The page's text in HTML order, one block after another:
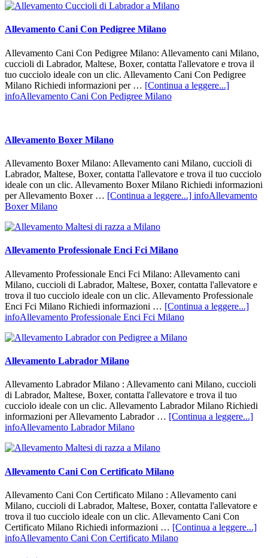
Allevamento Cani Con Pedigree Milano
Allevamento Cani Con Pedigree Milano: Allevamento cani Milano,
cuccioli di Labrador, Maltese, Boxer, contatta l'allevatore e trova il
tuo cucciolo ideale con un clic. Allevamento Cani Con Pedigree
Milano Richiedi informazioni per … [Continua a leggere...]
infoAllevamento Cani Con Pedigree Milano
Allevamento Boxer Milano
Allevamento Boxer Milano: Allevamento cani Milano, cuccioli di
Labrador, Maltese, Boxer, contatta l'allevatore e trova il tuo cucciolo
ideale con un clic. Allevamento Boxer Milano Richiedi informazioni
per Allevamento Boxer … [Continua a leggere...] infoAllevamento
Boxer Milano
Allevamento Professionale Enci Fci Milano
Allevamento Professionale Enci Fci Milano: Allevamento cani
Milano, cuccioli di Labrador, Maltese, Boxer, contatta l'allevatore e
trova il tuo cucciolo ideale con un clic. Allevamento Professionale
Enci Fci Milano Richiedi informazioni … [Continua a leggere...]
infoAllevamento Professionale Enci Fci Milano
Allevamento Labrador Milano
Allevamento Labrador Milano : Allevamento cani Milano, cuccioli
di Labrador, Maltese, Boxer, contatta l'allevatore e trova il tuo
cucciolo ideale con un clic. Allevamento Labrador Milano Richiedi
informazioni per Allevamento Labrador … [Continua a leggere...]
infoAllevamento Labrador Milano
Allevamento Cani Con Certificato Milano
Allevamento Cani Con Certificato Milano : Allevamento cani
Milano, cuccioli di Labrador, Maltese, Boxer, contatta l'allevatore e
trova il tuo cucciolo ideale con un clic. Allevamento Cani Con
Certificato Milano Richiedi informazioni … [Continua a leggere...]
infoAllevamento Cani Con Certificato Milano